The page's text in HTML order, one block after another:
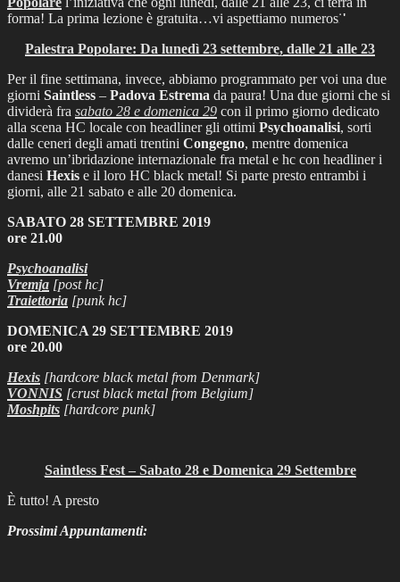
forma! La prima lezione è gratuita…vi aspettiamo numerosi!
Palestra Popolare: Da lunedì 23 settembre, dalle 21 alle 23
Per il fine settimana, invece, abbiamo programmato per voi una due
giorni Saintless – Padova Estrema da paura! Una due giorni che si
dividerà fra sabato 28 e domenica 29 con il primo giorno dedicato
alla scena HC locale con headliner gli ottimi Psychoanalisi, sorti
dalle ceneri degli amati trentini Congegno, mentre domenica
avremo un’ibridazione internazionale fra metal e hc con headliner i
danesi Hexis e il loro HC black metal! Si parte presto entrambi i
giorni, alle 21 sabato e alle 20 domenica.
SABATO 28 SETTEMBRE 2019
ore 21.00
Psychoanalisi
Vremja [post hc]
Traiettoria [punk hc]
DOMENICA 29 SETTEMBRE 2019
ore 20.00
Hexis [hardcore black metal from Denmark]
VONNIS [crust black metal from Belgium]
Moshpits [hardcore punk]
Saintless Fest – Sabato 28 e Domenica 29 Settembre
È tutto! A presto
Prossimi Appuntamenti: